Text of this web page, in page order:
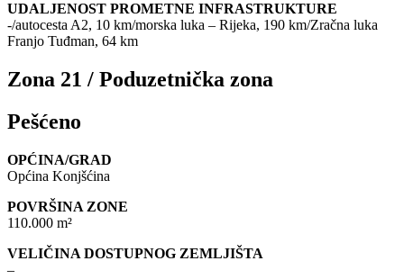
UDALJENOST PROMETNE INFRASTRUKTURE
-/autocesta A2, 10 km/morska luka – Rijeka, 190 km/Zračna luka
Franjo Tuđman, 64 km
Zona 21 / Poduzetnička zona
Pešćeno
OPĆINA/GRAD
Općina Konjšćina
POVRŠINA ZONE
110.000 m²
VELIČINA DOSTUPNOG ZEMLJIŠTA
–